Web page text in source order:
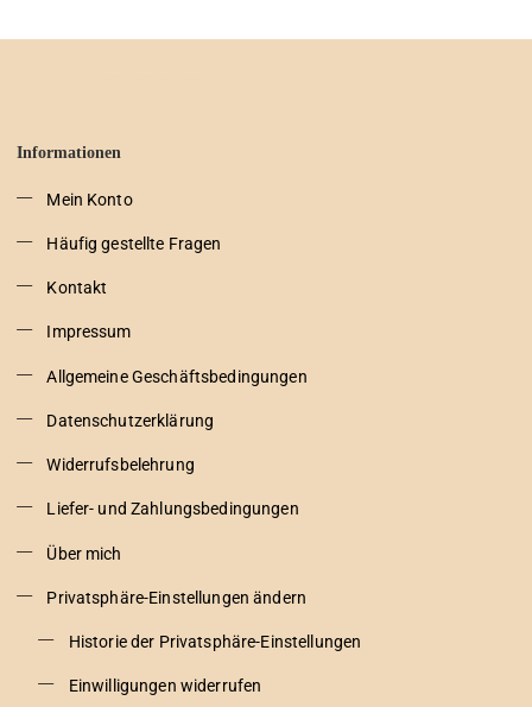
Informationen
Mein Konto
Häufig gestellte Fragen
Kontakt
Impressum
Allgemeine Geschäftsbedingungen
Datenschutzerklärung
Widerrufsbelehrung
Liefer- und Zahlungsbedingungen
Über mich
Privatsphäre-Einstellungen ändern
Historie der Privatsphäre-Einstellungen
Einwilligungen widerrufen